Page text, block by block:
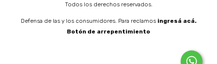
Todos los derechos reservados.
Defensa de las y los consumidores. Para reclamos ingresá acá.
Botón de arrepentimiento